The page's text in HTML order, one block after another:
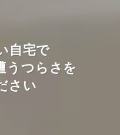
自宅で
うつらさを
さい
自宅で
うつらさを
さい
自宅で
うつらさを
さい